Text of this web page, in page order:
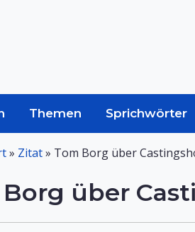
Themen Sprichwörter
» Zitat» Tom Borg über
über